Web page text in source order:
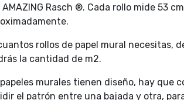
AMAZING Rasch ®. Cada rollo mide 53
rollos de papel mural necesitas,
la cantidad de m2.
murales tienen diseño, hay que
el patrón entre una bajada y otra,